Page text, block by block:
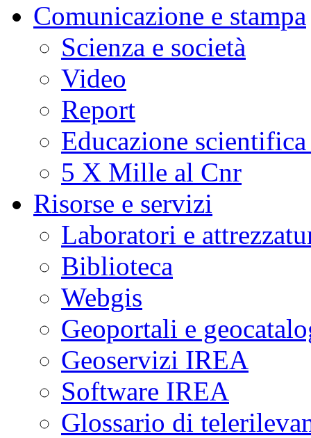
Comunicazione e stampa
Scienza e società
Video
Report
Educazione
5 X Mille al Cnr
Risorse e servizi
Laboratori e
Biblioteca
Webgis
Geoportali e
Geoservizi IREA
Software IREA
Glossario di